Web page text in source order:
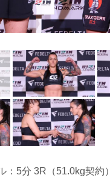
：5分 3R（51.0kg契約）